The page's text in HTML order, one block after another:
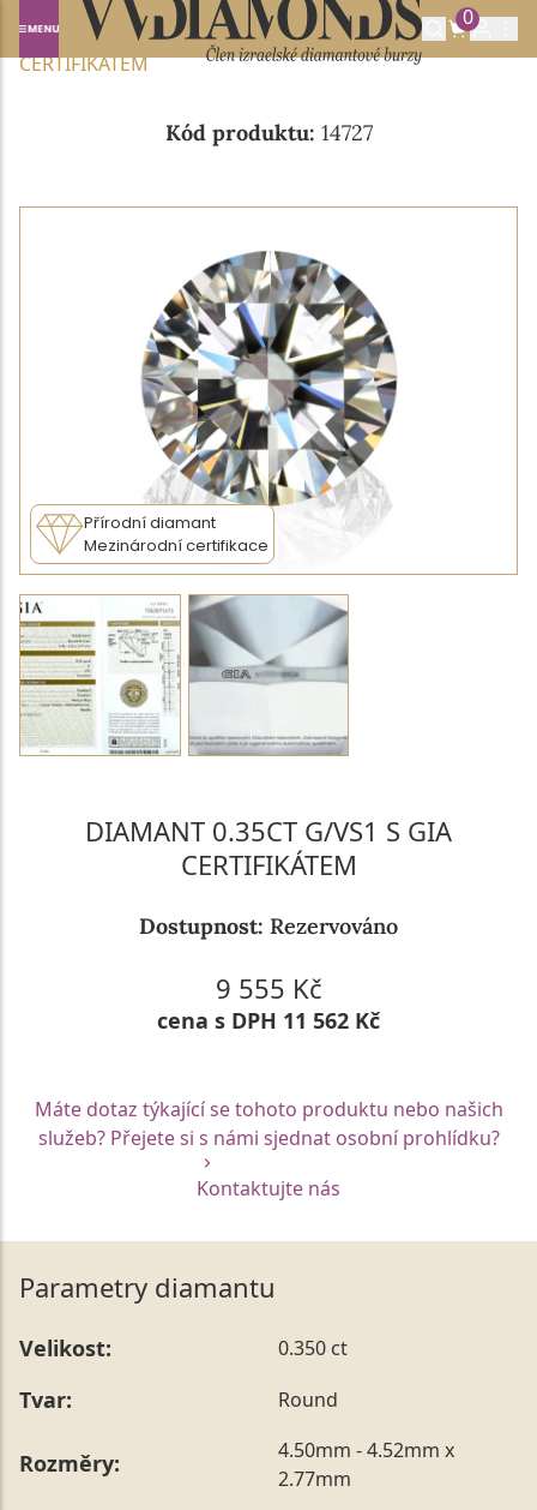
0
Domů NABÍDKA DIAMANTŮ
0.35CT G/VS1 S GIA
CERTIFIKÁTEM
Kód produktu: 14727
Přírodní diamant
Mezinárodní certifikace
DIAMANT 0.35CT G/VS1 S GIA
CERTIFIKÁTEM
Dostupnost: Rezervováno
9 555 Kč
cena s DPH 11 562 Kč
Máte dotaz týkající se tohoto produktu nebo našich
služeb? Přejete si s námi sjednat osobní prohlídku?
Kontaktujte nás
Parametry diamantu
Velikost: 0.350 ct
Tvar: Round
Rozměry:
4.50mm - 4.52mm x
2.77mm